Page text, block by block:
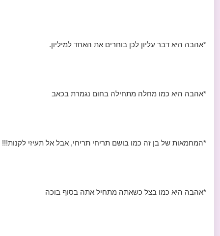
*אהבה היא דבר עליון לכן בוחרים את האחד למיליון.
*אהבה היא כמו מחלה מתחילה בחום נגמרת בכאב
*המחמאות של בן זה כמו בושם תריחי תריחי, אבל אל תעיזי לקנות!!!
*אהבה היא כמו בצל כשאתה מתחיל אתה בסוף בוכה